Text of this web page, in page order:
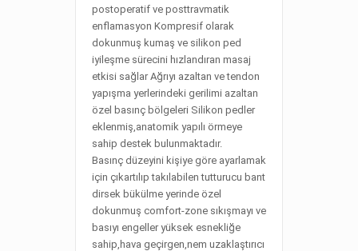
postoperatif ve posttravmatik
enflamasyon Kompresif olarak
dokunmuş kumaş ve silikon ped
iyileşme sürecini hızlandıran masaj
etkisi sağlar Ağrıyı azaltan ve tendon
yapışma yerlerindeki gerilimi azaltan
özel basınç bölgeleri Silikon pedler
eklenmiş,anatomik yapılı örmeye
sahip destek bulunmaktadır.
Basınç düzeyini kişiye göre ayarlamak
için çıkartılıp takılabilen tutturucu bant
dirsek bükülme yerinde özel
dokunmuş comfort-zone sıkışmayı ve
basıyı engeller yüksek esnekliğe
sahip,hava geçirgen,nem uzaklaştırıcı